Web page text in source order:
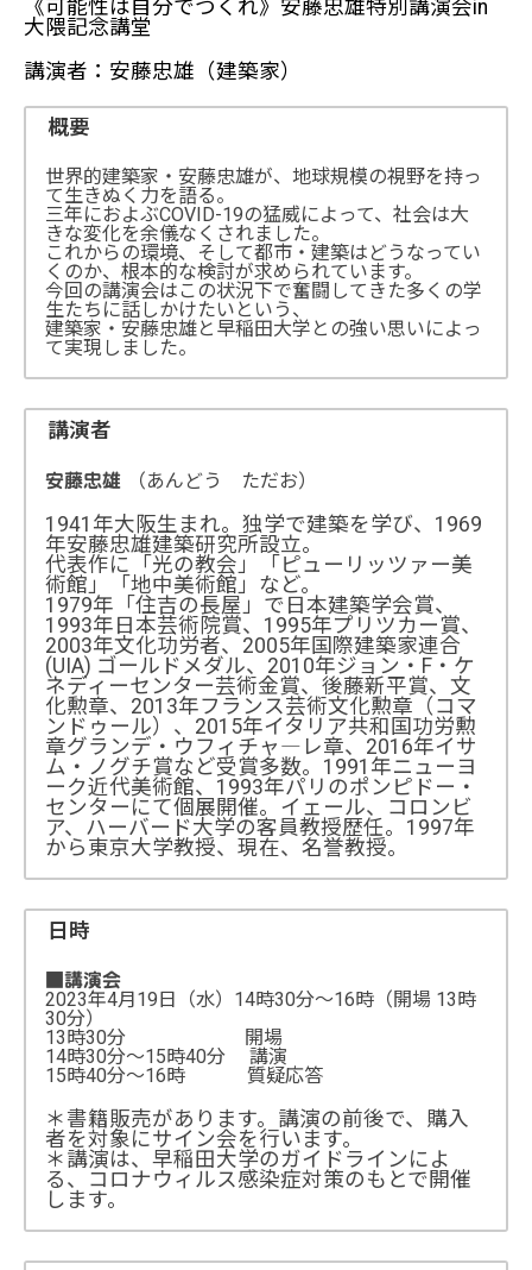
《可能性は自分でつくれ》安藤忠雄特別講演会in
大隈記念講堂
講演者：安藤忠雄（建築家）
概要
世界的建築家・安藤忠雄が、地球規模の視野を持っ
て生きぬく力を語る。
三年におよぶCOVID-19の猛威によって、社会は大
きな変化を余儀なくされました。
これからの環境、そして都市・建築はどうなってい
くのか、根本的な検討が求められています。
今回の講演会はこの状況下で奮闘してきた多くの学
生たちに話しかけたいという、
建築家・安藤忠雄と早稲田大学との強い思いによっ
て実現しました。
講演者
安藤忠雄 （あんどう ただお）
1941年大阪生まれ。独学で建築を学び、1969
年安藤忠雄建築研究所設立。
代表作に「光の教会」「ピューリッツァー美
術館」「地中美術館」など。
1979年「住吉の長屋」で日本建築学会賞、
1993年日本芸術院賞、1995年プリツカー賞、
2003年文化功労者、2005年国際建築家連合
(UIA) ゴールドメダル、2010年ジョン・F・ケ
ネディーセンター芸術金賞、後藤新平賞、文
化勲章、2013年フランス芸術文化勲章（コマ
ンドゥール）、2015年イタリア共和国功労勲
章グランデ・ウフィチャ―レ章、2016年イサ
ム・ノグチ賞など受賞多数。1991年ニューヨ
ーク近代美術館、1993年パリのポンピドー・
センターにて個展開催。イェール、コロンビ
ア、ハーバード大学の客員教授歴任。1997年
から東京大学教授、現在、名誉教授。
日時
■講演会
2023年4月19日（水）14時30分～16時（開場 13時
30分）
13時30分 開場
14時30分～15時40分 講演
15時40分～16時 質疑応答
＊書籍販売があります。講演の前後で、購入
者を対象にサイン会を行います。
＊講演は、早稲田大学のガイドラインによ
る、コロナウィルス感染症対策のもとで開催
します。